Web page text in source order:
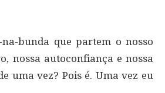
na-bunda que partem o nosso
nossa autoconfiança e nossa
uma vez? Pois é. Uma vez eu